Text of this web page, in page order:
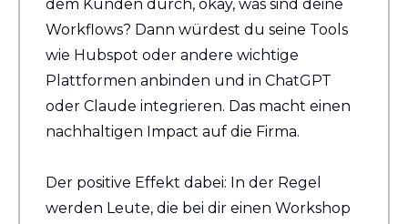
dem Kunden durch, okay, was sind deine
Workflows? Dann würdest du seine Tools
wie Hubspot oder andere wichtige
Plattformen anbinden und in ChatGPT
oder Claude integrieren. Das macht einen
nachhaltigen Impact auf die Firma.
Der positive Effekt dabei: In der Regel
werden Leute, die bei dir einen Workshop